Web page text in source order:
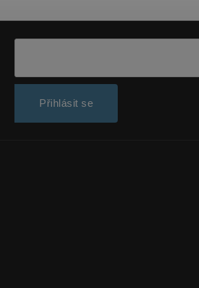
Přihlásit se